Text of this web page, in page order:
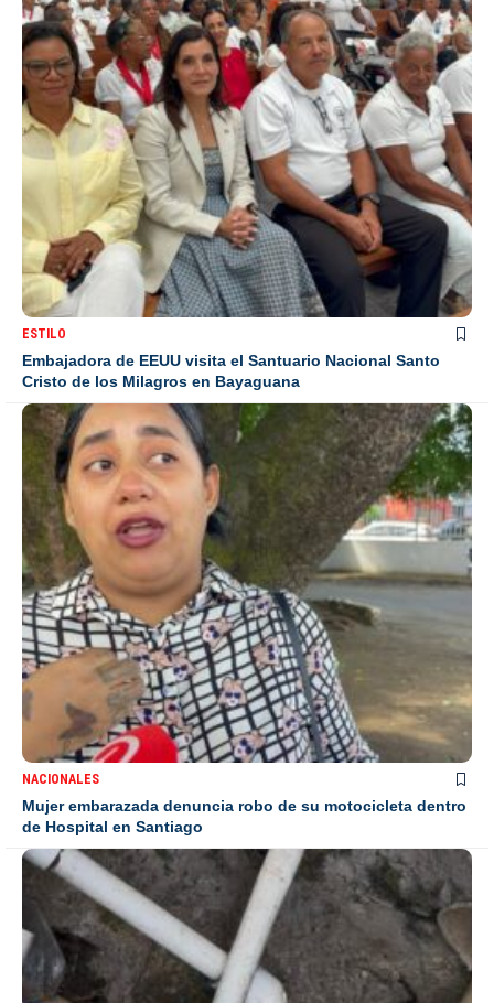
ESTILO
Embajadora de EEUU visita el Santuario Nacional Santo
Cristo de los Milagros en Bayaguana
NACIONALES
Mujer embarazada denuncia robo de su motocicleta dentro
de Hospital en Santiago